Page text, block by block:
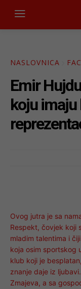
NASLOVNICA
Emir
koju imaju
Ovog jutra je sa
Respekt, čovjek koji
mladim talentima i
koja osim sportskog
klub koji je
znanje daje iz
Zmajeva, a sa